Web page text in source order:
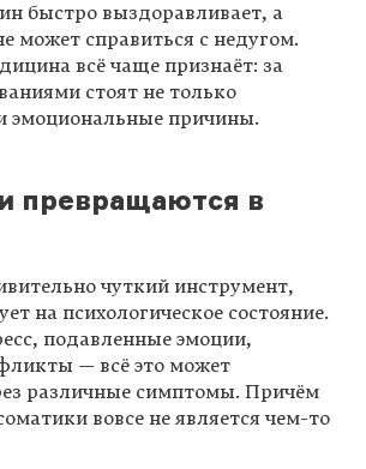
быстро выздоравливает, а
может справиться с недугом.
всё чаще признаёт: за
стоят не только
эмоциональные причины.
превращаются в
чуткий инструмент,
на психологическое состояние.
подавленные эмоции,
— всё это может
различные симптомы. Причём
вовсе не является чем-то